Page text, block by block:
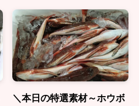
＼本日の特選素材～ホウボ